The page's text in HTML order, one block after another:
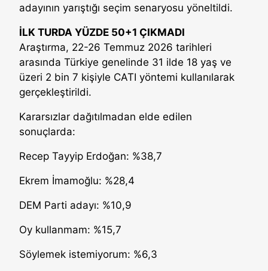
adayının yarıştığı seçim senaryosu yöneltildi.
İLK TURDA YÜZDE 50+1 ÇIKMADI
Araştırma, 22-26 Temmuz 2026 tarihleri
arasında Türkiye genelinde 31 ilde 18 yaş ve
üzeri 2 bin 7 kişiyle CATI yöntemi kullanılarak
gerçekleştirildi.
Kararsızlar dağıtılmadan elde edilen
sonuçlarda:
Recep Tayyip Erdoğan: %38,7
Ekrem İmamoğlu: %28,4
DEM Parti adayı: %10,9
Oy kullanmam: %15,7
Söylemek istemiyorum: %6,3